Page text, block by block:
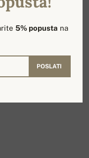
5% popusta na
POSLATI